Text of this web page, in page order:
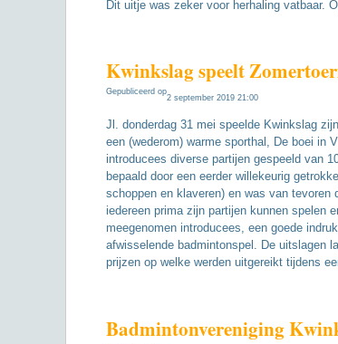
Dit uitje was zeker voor herhaling vatbaar.
Kwinkslag speelt
Gepubliceerd op
2 september 2019 21:00
Jl. donderdag 31 mei speelde Kwinkslag
een (wederom) warme sporthal, De boei in
introducees diverse partijen gespeeld van
bepaald door een eerder willekeurig
schoppen en klaveren) en was van
iedereen prima zijn partijen kunnen spelen
meegenomen introducees, een goede
afwisselende badmintonspel. De uitslagen
prijzen op welke werden uitgereikt tijdens
Badmintonvereniging